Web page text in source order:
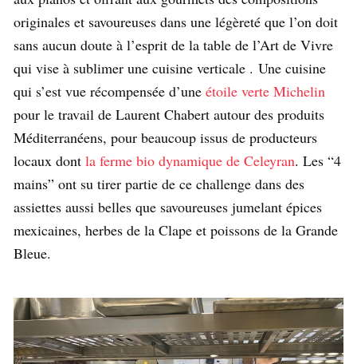
originales et savoureuses dans une légèreté que l’on doit
sans aucun doute à l’esprit de la table de l’Art de Vivre
qui vise à sublimer une cuisine verticale . Une cuisine
qui s’est vue récompensée d’une étoile verte Michelin
pour le travail de Laurent Chabert autour des produits
Méditerranéens, pour beaucoup issus de producteurs
locaux dont la ferme bio dynamique de Celeyran. Les “4
mains” ont su tirer partie de ce challenge dans des
assiettes aussi belles que savoureuses jumelant épices
mexicaines, herbes de la Clape et poissons de la Grande
Bleue.